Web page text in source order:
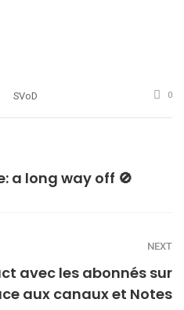
SVoD 0
a long way off 🚫
NEXT
avec les abonnés sur
aux canaux et Notes